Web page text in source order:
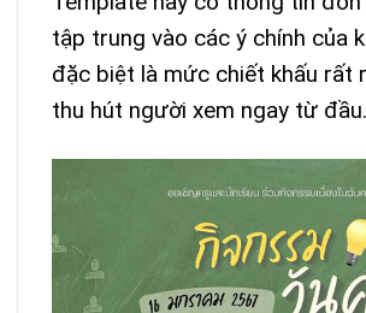
tập trung vào các ý chính của
đặc biệt là mức chiết khấu rất
thu hút người xem ngay từ đầu.